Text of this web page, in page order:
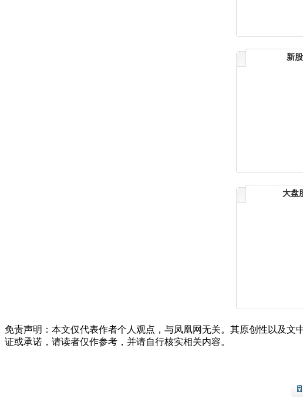
新股
大盘
免责声明：本文仅代表作者个人观点，与凤凰网无关。其原创性以及
证或承诺，请读者仅作参考，并请自行核实相关内容。